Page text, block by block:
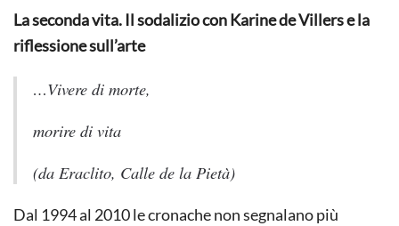
La seconda vita. Il sodalizio con Karine de Villers e la
riflessione sull’arte
…Vivere di morte,
morire di vita
(da Eraclito, Calle de la Pietà)
Dal 1994 al 2010 le cronache non segnalano più